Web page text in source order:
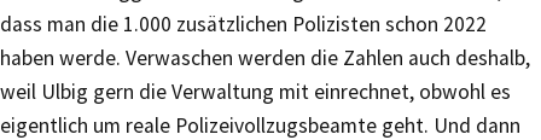
dass man die 1.000 zusätzlichen Polizisten schon 2022
haben werde. Verwaschen werden die Zahlen auch deshalb,
weil Ulbig gern die Verwaltung mit einrechnet, obwohl es
eigentlich um reale Polizeivollzugsbeamte geht. Und dann